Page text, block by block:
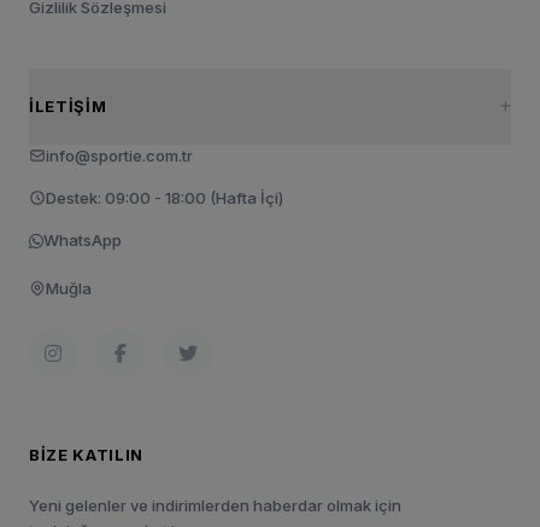
Gizlilik Sözleşmesi
İLETIŞIM
info@sportie.com.tr
Destek: 09:00 - 18:00 (Hafta İçi)
WhatsApp
Muğla
BIZE KATILIN
Yeni gelenler ve indirimlerden haberdar olmak için